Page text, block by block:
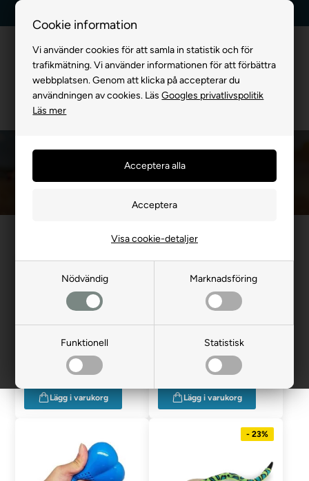
Cookie information
Vi använder cookies för att samla in statistik och för
trafikmätning. Vi använder informationen för att förbättra
webbplatsen. Genom att klicka på accepterar du
användningen av cookies. LäsGoogles privatlivspolitik
Läs mer
Nödvändig Marknadsföring
Funktionell Statistisk
Visa cookie-detaljer
Leksaker För Stora Hundar
Framsida»FÖR HUND»Hundeleksaker»Leksaker För Stora Hundar
Lägg i varukorg Lägg i varukorg
- 23%